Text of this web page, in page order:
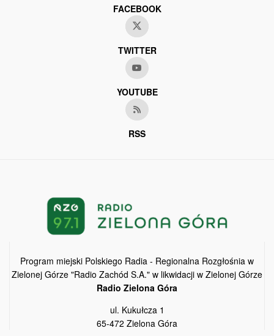
FACEBOOK
TWITTER
YOUTUBE
RSS
Program miejski Polskiego Radia - Regionalna Rozgłośnia w
Zielonej Górze "Radio Zachód S.A." w likwidacji w Zielonej Górze
Radio Zielona Góra
ul. Kukułcza 1
65-472 Zielona Góra